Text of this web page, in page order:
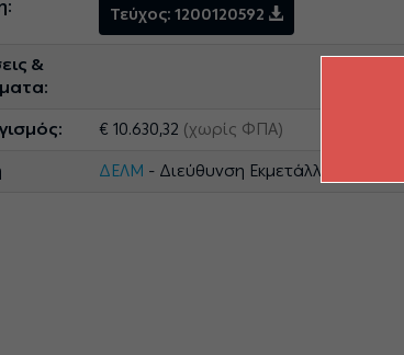
Τεύχος: 1200120592
&
€ 10.630,32 (χωρίς ΦΠΑ)
ΔΕΛΜ - Διεύθυνση Εκμετάλλευσης